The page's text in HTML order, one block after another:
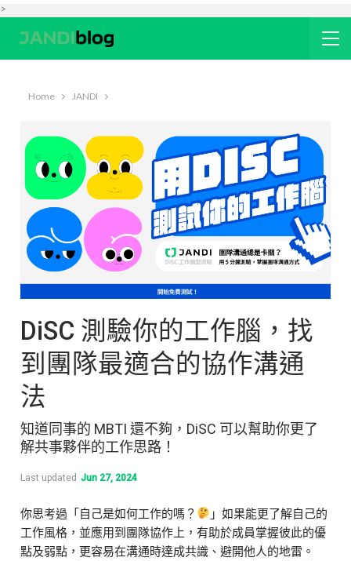
>
Home JANDI
DiSC 測驗你的工作腦，找
到團隊最適合的協作溝通
法
知道同事的 MBTI 還不夠，DiSC 可以幫助你更了
解共事夥伴的工作思路！
Last updated Jun 27, 2024
你思考過「自己是如何工作的嗎？
」如果能更了解自己的
工作風格，並應用到團隊協作上，有助於成員掌握彼此的優
點及弱點，更容易在溝通時達成共識、避開他人的地雷。